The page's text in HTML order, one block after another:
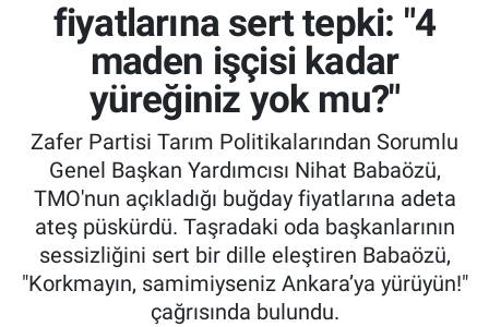
fiyatlarına sert tepki: "4
maden işçisi kadar
yüreğiniz yok mu?"
Zafer Partisi Tarım Politikalarından Sorumlu
Genel Başkan Yardımcısı Nihat Babaözü,
TMO'nun açıkladığı buğday fiyatlarına adeta
ateş püskürdü. Taşradaki oda başkanlarının
sessizliğini sert bir dille eleştiren Babaözü,
"Korkmayın, samimiyseniz Ankara’ya yürüyün!"
çağrısında bulundu.
Tarım Bakanlığı
Tarım Kredi Kooperatifleri
Pankobirlik
Et fiyatları
Tarım Bilgisi
Son Dakika Haberleri
Haber Arşivi